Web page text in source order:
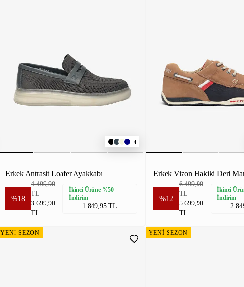
4
Erkek Antrasit Loafer Ayakkabı
%18
4.499,90
TL
3.699,90
TL
İkinci Ürüne %50
İndirim
1.849,95 TL
Erkek Vizon Hakiki Deri
%12
6.499,90
TL
5.699,90
TL
İkinci
İndirim
YENİ SEZON YENİ SEZON